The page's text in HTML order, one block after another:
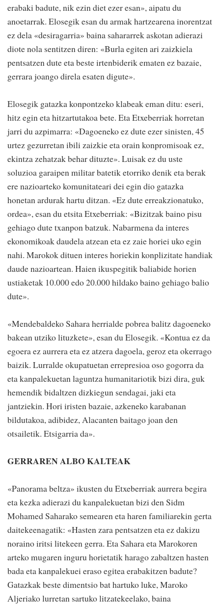
erabaki badute, nik ezin diet ezer esan», aipatu du
anoetarrak. Elosegik esan du armak hartzearena inorentzat
ez dela «desiragarria» baina sahararrek askotan adierazi
diote nola sentitzen diren: «Burla egiten ari zaizkiela
pentsatzen dute eta beste irtenbiderik ematen ez bazaie,
gerrara joango direla esaten digute».
Elosegik gatazka konpontzeko klabeak eman ditu: eseri,
hitz egin eta hitzartutakoa bete. Eta Etxeberriak horretan
jarri du azpimarra: «Dagoeneko ez dute ezer sinisten, 45
urtez gezurretan ibili zaizkie eta orain konpromisoak ez,
ekintza zehatzak behar dituzte». Luisak ez du uste
soluzioa garaipen militar batetik etorriko denik eta berak
ere nazioarteko komunitateari dei egin dio gatazka
honetan ardurak hartu ditzan. «Ez dute erreakzionatuko,
ordea», esan du etsita Etxeberriak: «Bizitzak baino pisu
gehiago dute txanpon batzuk. Nabarmena da interes
ekonomikoak daudela atzean eta ez zaie horiei uko egin
nahi. Marokok dituen interes horiekin konplizitate handiak
daude nazioartean. Haien ikuspegitik baliabide horien
ustiaketak 10.000 edo 20.000 hildako baino gehiago balio
dute».
«Mendebaldeko Sahara herrialde pobrea balitz dagoeneko
bakean utziko lituzkete», esan du Elosegik. «Kontua ez da
egoera ez aurrera eta ez atzera dagoela, geroz eta okerrago
baizik. Lurralde okupatuetan errepresioa oso gogorra da
eta kanpalekuetan laguntza humanitariotik bizi dira, guk
hemendik bidaltzen dizkiegun sendagai, jaki eta
jantziekin. Hori iristen bazaie, azkeneko karabanan
bildutakoa, adibidez, Alacanten baitago joan den
otsailetik. Etsigarria da».
GERRAREN ALBO KALTEAK
«Panorama beltza» ikusten du Etxeberriak aurrera begira
eta kezka adierazi du kanpalekuetan bizi den Sidm
Mohamed Saharako semearen eta haren familiarekin gerta
daitekeenagatik: «Hasten zara pentsatzen eta ez dakizu
noraino iritsi litekeen gerra. Eta Sahara eta Marokoren
arteko mugaren inguru horietatik harago zabaltzen hasten
bada eta kanpalekuei eraso egitea erabakitzen badute?
Gatazkak beste dimentsio bat hartuko luke, Maroko
Aljeriako lurretan sartuko litzatekeelako, baina